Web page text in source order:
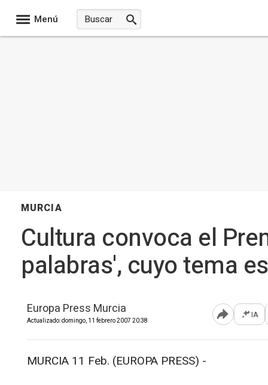
Menú
MURCIA
Cultura convoca el
palabras', cuyo tema
Europa Press Murcia
Actualizado: domingo, 11 febrero 2007 20:38 Abrir IA
MURCIA 11 Feb. (EUROPA PRESS) -